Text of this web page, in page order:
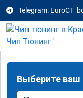
Telegram:
Выберите ваш